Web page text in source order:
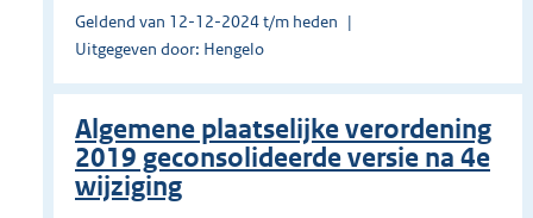
Geldend van 12-12-2024 t/m heden
Uitgegeven door: Hengelo
Algemene plaatselijke verordening
2019 geconsolideerde versie na 4e
wijziging